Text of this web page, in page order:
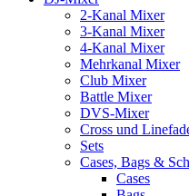
2-Kanal Mixer
3-Kanal Mixer
4-Kanal Mixer
Mehrkanal Mixer
Club Mixer
Battle Mixer
DVS-Mixer
Cross und
Sets
Cases, Bags &
Cases